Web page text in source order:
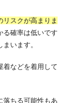
スクが高まりま
る確率は低いです
います。
着などを着用して
落ちる可能性もあ